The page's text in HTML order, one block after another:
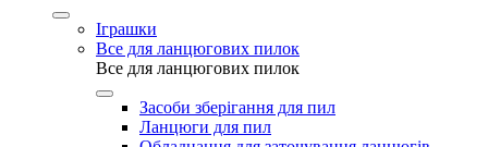
Іграшки
Все для ланцюгових пилок
Все для ланцюгових пилок
Засоби зберігання для пил
Ланцюги для пил